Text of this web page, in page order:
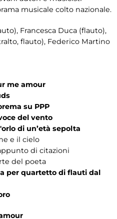
musicale colto nazionale.
Francesca Duca (flauto),
flauto), Federico Martino
me amour
su PPP
del vento
di un’età sepolta
e il cielo
di citazioni
poeta
per quartetto di flauti dal